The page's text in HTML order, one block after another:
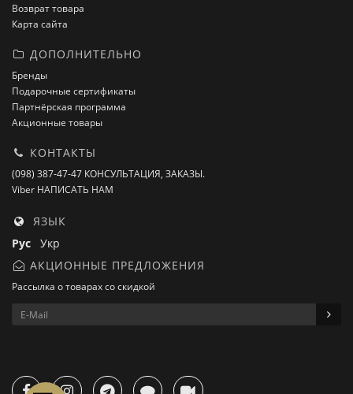
Возврат товара
Карта сайта
ДОПОЛНИТЕЛЬНО
Бренды
Подарочные сертификаты
Партнёрская программа
Акционные товары
КОНТАКТЫ
(098) 387-47-47 КОНСУЛЬТАЦИЯ, ЗАКАЗЫ.
Viber НАПИСАТЬ НАМ
ЯЗЫК
Рус Укр
АКЦИОННЫЕ ПРЕДЛОЖЕНИЯ
Рассылка о товарах со скидкой